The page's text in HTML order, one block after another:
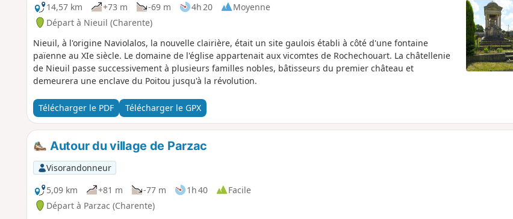
14,57 km
+73 m -69 m 4h 20
Moyenne
Départ à Nieuil (Charente)
Nieuil, à l'origine Naviolalos, la nouvelle clairière, était un site gaulois établi à côté d'une fontaine
païenne au XIe siècle. Le domaine de l'église appartenait aux vicomtes de Rochechouart. La châtellenie
de Nieuil passe successivement à plusieurs familles nobles, bâtisseurs du premier château et
demeurera une enclave du Poitou jusqu'à la révolution.
Télécharger le PDF Télécharger le GPX
Autour du village de Parzac
Visorandonneur
5,09 km
+81 m -77 m 1h 40
Facile
Départ à Parzac (Charente)